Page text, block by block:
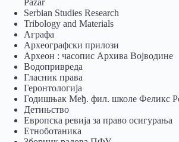
Serbian Studies Research
Tribology and Materials
Аграфа
Археографски прилози
Археон : часопис Архива Војводине
Водопривреда
Гласник права
Геронтологија
Годишњак Међ. фил. школе Феликс
Детињство
Европска ревија за право осигурања
Eтноботаника